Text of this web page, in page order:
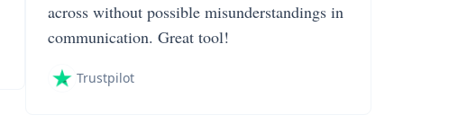
across without possible misunderstandings in
communication. Great tool!
Trustpilot